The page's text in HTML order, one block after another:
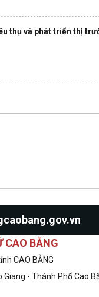
thụ và phát triển thị
CAO BẰNG
CAO BẰNG
- Thành Phố Cao